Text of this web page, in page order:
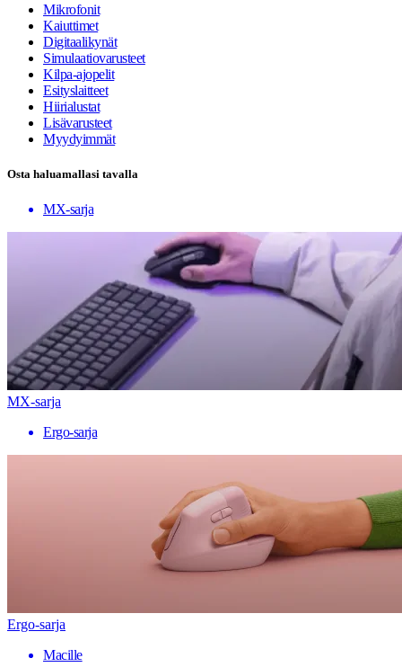
Mikrofonit
Kaiuttimet
Digitaalikynät
Simulaatiovarusteet
Kilpa-ajopelit
Esityslaitteet
Hiirialustat
Lisävarusteet
Myydyimmät
Osta haluamallasi tavalla
MX-sarja
MX-sarja
Ergo-sarja
Ergo-sarja
Macille